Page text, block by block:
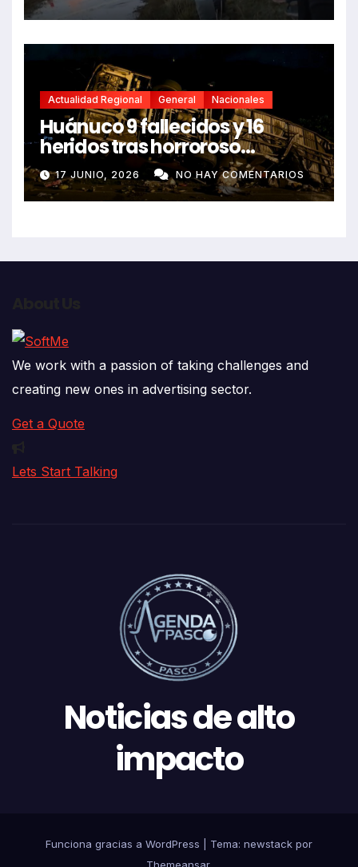
Actualidad Regional General Nacionales
Huánuco 9 fallecidos y 16
heridos tras horroroso
despiste de bus Real Chancas
que impactó contra vivienda
17 JUNIO, 2026 NO HAY COMENTARIOS
We work with a passion of taking challenges and
creating new ones in advertising sector.
Get a Quote
Lets Start Talking
Noticias de alto
impacto
Funciona gracias a WordPress
Tema: newstack por